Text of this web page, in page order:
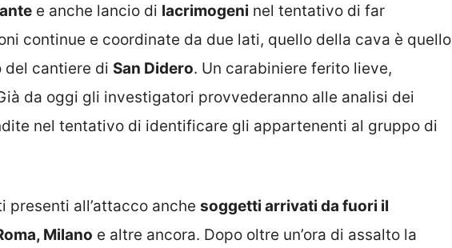
e anche lancio di lacrimogeni nel tentativo di far
continue e coordinate da due lati, quello della cava è quello
del cantiere di San Didero. Un carabiniere ferito lieve,
da oggi gli investigatori provvederanno alle analisi dei
nel tentativo di identificare gli appartenenti al gruppo di
presenti all’attacco anche soggetti arrivati da fuori il
Milano e altre ancora. Dopo oltre un’ora di assalto la